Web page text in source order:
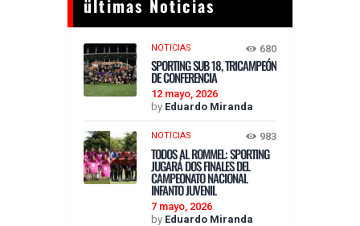
ültimas Noticias
NOTICIAS 680
SPORTING SUB 18, TRICAMPEÓN
DE CONFERENCIA
12 mayo, 2026
by Eduardo Miranda
NOTICIAS 983
TODOS AL ROMMEL: SPORTING
JUGARÁ DOS FINALES DEL
CAMPEONATO NACIONAL
INFANTO JUVENIL
7 mayo, 2026
by Eduardo Miranda